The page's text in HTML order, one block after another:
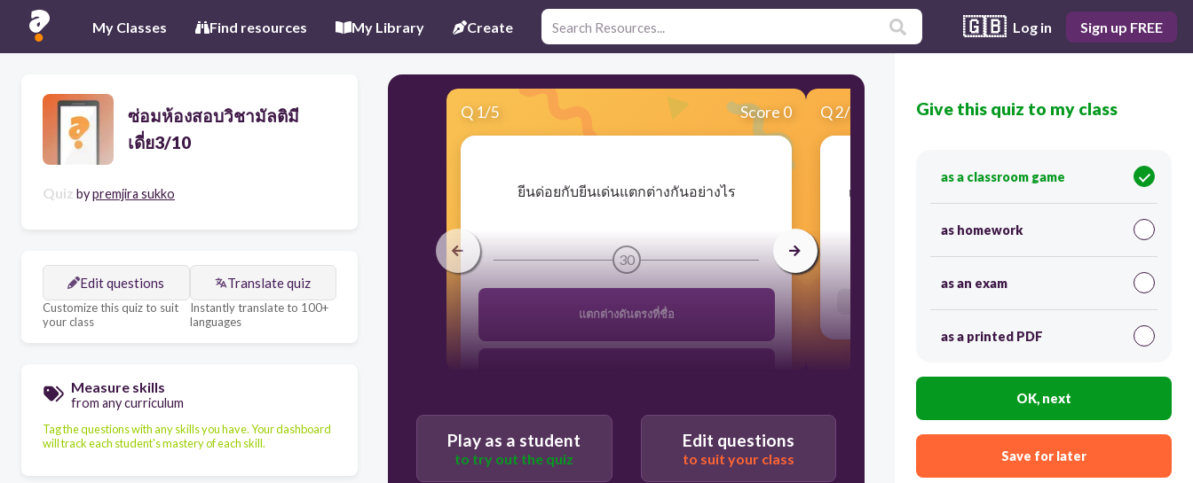
My Classes Find resources My Library Create 🇬🇧 Log in Sign up FREE
ซ่อมห้องสอบวิชามัลติมี
เดี่ย3/10
Quiz bypremjira sukko
Edit questions
Customize this quiz to suit
your class
Translate quiz
Instantly translate to 100+
languages
Measure skills
from any curriculum
Tag the questions with any skills you have. Your dashboard
will track each student's mastery of each skill.
Q 1/5 Score 0
​ยีนด่อยกับยีนเด่นแตกต่างกันอย่างไร
30
แตกต่างดันตรงที่ชื่อ
แตกต่างกันตรงยีนด่อยคือยีนที่ไม่แสดงออกส่วนยีนเด่น
Q2/5 Score 0
​เกมทุกเกมจำเป็นต้องใช่เน็ตทุกเกมไมอย่างไร
30
Play as a student
to try out the quiz
Edit questions
to suit your class
Give this quiz to my class
as a classroom game
as homework
as an exam
as a printed PDF
OK, next
Save for later